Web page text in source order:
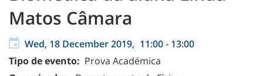
Matos Câmara
Wed, 18 December 2019, 11:00- 13:00
Tipo de evento: Prova Académica